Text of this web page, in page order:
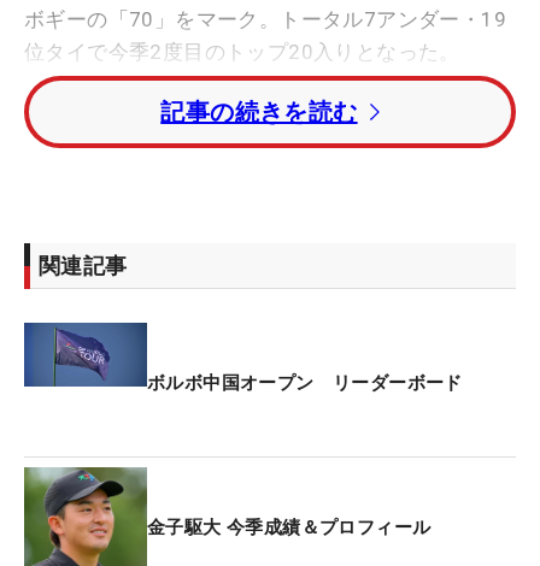
ボギーの「70」をマーク。トータル7アンダー・19
位タイで今季2度目のトップ20入りとなった。
星野陸也はトータル3アンダー・43位タイ。桂川有
人はトータル2アンダー・45位タイで4日間を終え
優勝はトータル19アンダーまで伸ばしたベルンド・
ウィースバーガー（オーストリア）。5年ぶりのツ
記事の続きを読む
関連記事
ボルボ中国オープン リーダーボード
金子駆大 今季成績＆プロフィール